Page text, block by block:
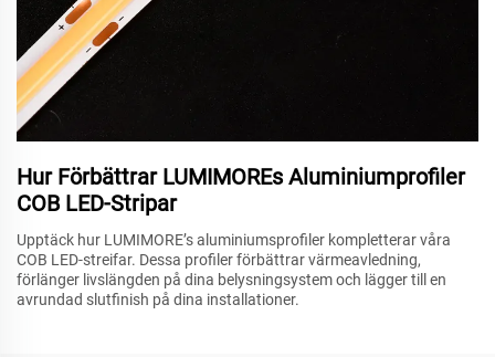
Hur Förbättrar LUMIMOREs Aluminiumprofiler
COB LED-Stripar
Upptäck hur LUMIMORE’s aluminiumsprofiler kompletterar våra
COB LED-streifar. Dessa profiler förbättrar värmeavledning,
förlänger livslängden på dina belysningsystem och lägger till en
avrundad slutfinish på dina installationer.